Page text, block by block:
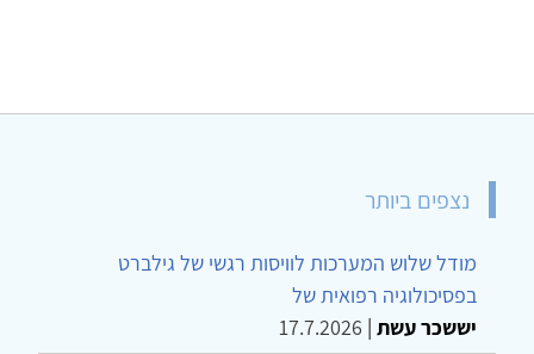
נצפים ביותר
מודל שלוש המערכות לוויסות רגשי של גילברט
בפסיכולוגיה רפואית של
יששכר עשת |
17.7.2026